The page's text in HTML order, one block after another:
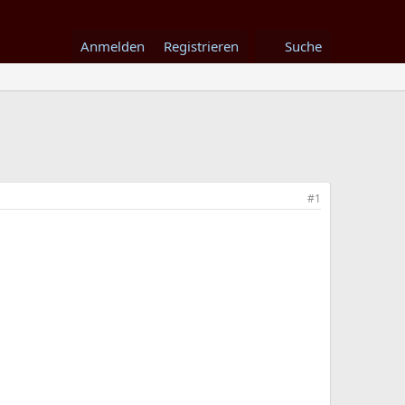
Anmelden Registrieren Suche
#1